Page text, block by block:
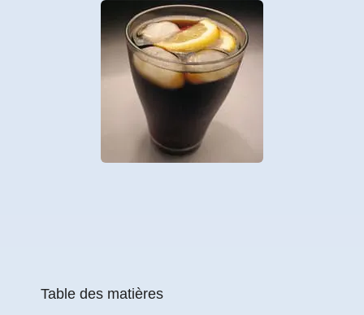
Table des matières